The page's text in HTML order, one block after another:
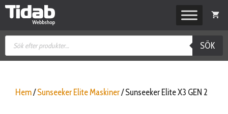
Hoppa
Produktsökning
SÖK
Hem/Sunseeker Elite Maskiner/ Sunseeker Elite X3 GEN 2